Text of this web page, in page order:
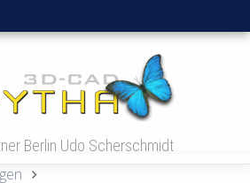
Hauptmenü
Berlin Udo Scherschmidt